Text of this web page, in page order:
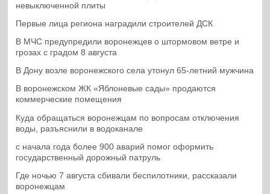
невыключенной плиты
Первые лица региона наградили строителей ДСК
В МЧС предупредили воронежцев о штормовом ветре и
грозах с градом 8 августа
В Дону возле воронежского села утонул 65-летний мужчина
В воронежском ЖК «Яблоневые сады» продаются
коммерческие помещения
Куда обращаться воронежцам по вопросам отключения
воды, разъяснили в водоканале
с начала года более 900 аварий помог оформить
государственный дорожный патруль
Где ночью 7 августа сбивали беспилотники, рассказали
воронежцам